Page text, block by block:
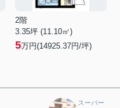
2階
3.35坪 (11.10㎡)
5万円(14925.37円/坪)
スーパー